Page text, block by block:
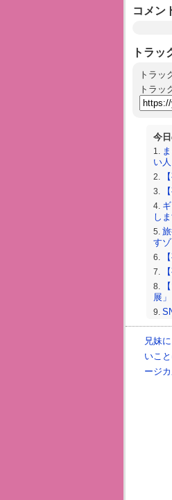
コメン
トラッ
トラッ
トラッ
今
い
し
すゾ
展」
兄妹
いこ
ージ